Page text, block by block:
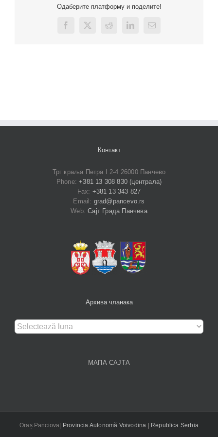
Одаберите платформу и поделите!
Facebook
X Reddit LinkedInEmail
Контакт
Трг краља Петра I 2-4 26000 Панчево
Phone:+381 13 308 830 (централа)
Fax: +381 13 343 827
Email: grad@pancevo.rs
Web:Сајт Града Панчева
Архива чланака
Архива
чланака
МАПА САЈТА
Oraș Panciova| Provincia Autonomă Voivodina Republica Serbia